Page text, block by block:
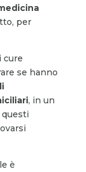
per
cure
se hanno
, in un
è